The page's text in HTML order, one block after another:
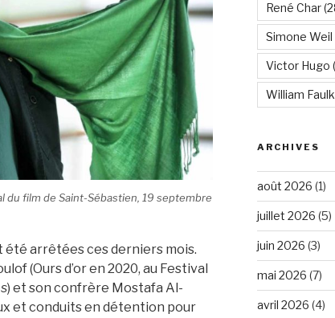
du film de Saint-Sébastien, 19 septembre
été arrêtées ces derniers mois.
(Ours d’or en 2020, au Festival
) et son confrère Mostafa Al-
et conduits en détention pour
René Char
Simone Weil
Victor Hugo
William
ARCHIVES
août 2026 (1)
juillet 2026 (5)
juin 2026 (3)
mai 2026 (7)
avril 2026 (4)